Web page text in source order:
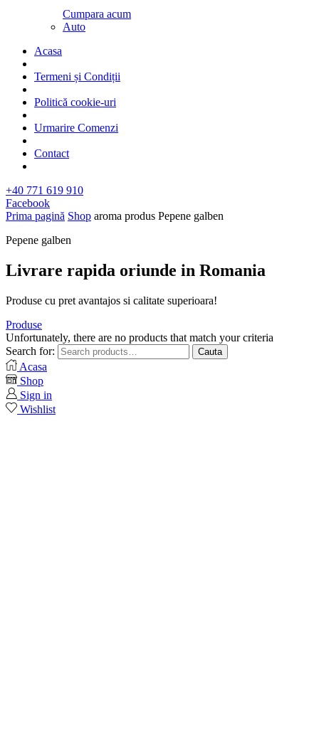
Cumpara acum
Auto
Acasa
Termeni și Condiții
Politică cookie-uri
Urmarire Comenzi
Contact
+40 771 619 910
Facebook
Prima pagină Shop aroma produs Pepene galben
Pepene galben
Livrare rapida oriunde in Romania​
Produse cu pret avantajos si calitate superioara!
Produse
Unfortunately, there are no products that match your criteria
Search for:
Cauta
Acasa
Shop
Sign in
Wishlist